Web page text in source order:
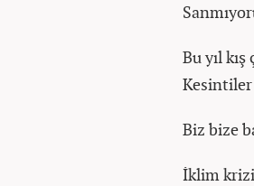
Bu yıl
Kesintiler
Biz bize
İklim